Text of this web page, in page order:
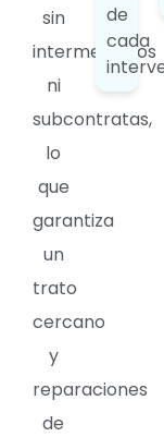
sin
intermediarios
ni
subcontratas,
lo
que
garantiza
un
trato
cercano
y
reparaciones
de
de
cada